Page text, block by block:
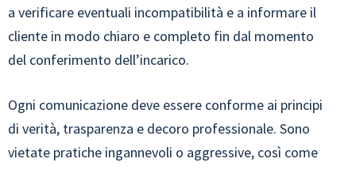
a verificare eventuali incompatibilità e a informare il
cliente in modo chiaro e completo fin dal momento
del conferimento dell’incarico.
Ogni comunicazione deve essere conforme ai principi
di verità, trasparenza e decoro professionale. Sono
vietate pratiche ingannevoli o aggressive, così come